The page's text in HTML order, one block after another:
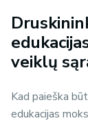
veiklų
Kad paieška
edukacijas